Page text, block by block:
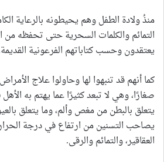
منذُ ولادة الطفل وهم يحيطونه بالرعاية
التمائم والكلمات السحرية حتى تحفظه من
يعتقدون وحسب كتاباتهم الفرعونية
كما أنهم قد تنبهوا لها وحاولوا علاج
صغارًا، وهي لا تبعد كثيرًا عما يهتم به
يتعلق بالبطن من مغص وألم، وما يتعلق
يصاحب التسنين من ارتفاع في درجة
العقاقير، والتمائم والرقى.